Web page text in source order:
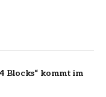
Blocks“ kommt im